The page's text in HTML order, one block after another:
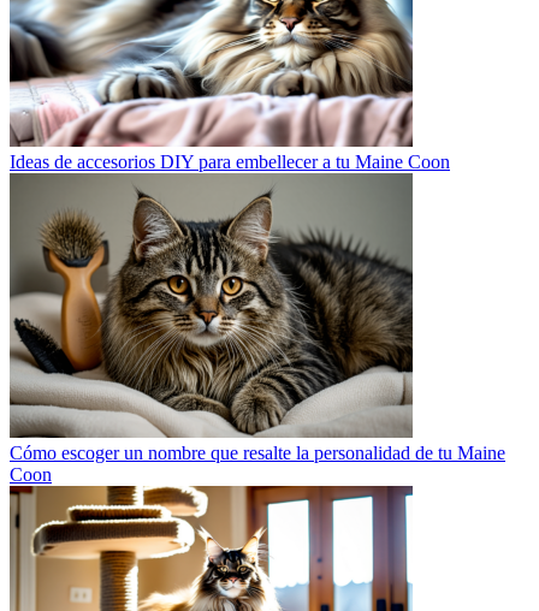
Ideas de accesorios DIY para embellecer a tu Maine Coon
Cómo escoger un nombre que resalte la personalidad de tu Maine
Coon